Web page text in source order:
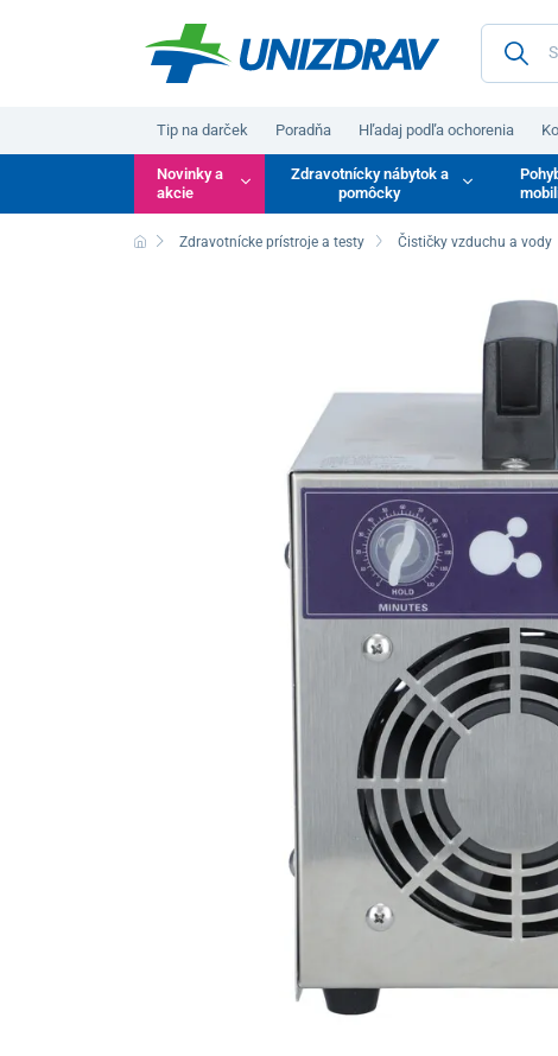
Tip na darček Poradňa Hľadaj podľa ochorenia
Novinky a
akcie
Zdravotnícky nábytok a
pomôcky
Zdravotnícke prístroje a testy Čističky vzduchu a vody